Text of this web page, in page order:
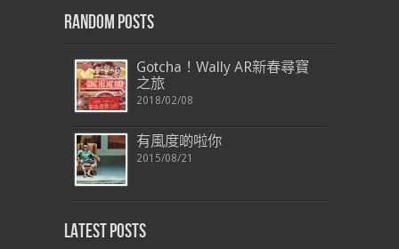
Random Posts
Gotcha！Wally AR新春尋寶
之旅
2018/02/08
有風度啲啦你
2015/08/21
Latest Posts